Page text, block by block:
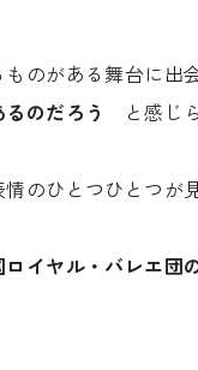
のがある舞台に出
のだろう
と感じ
のひとつひとつが
ロイヤル・バレエ団